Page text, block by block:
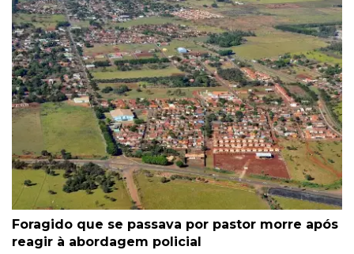
Foragido que se passava por pastor morre após
reagir à abordagem policial